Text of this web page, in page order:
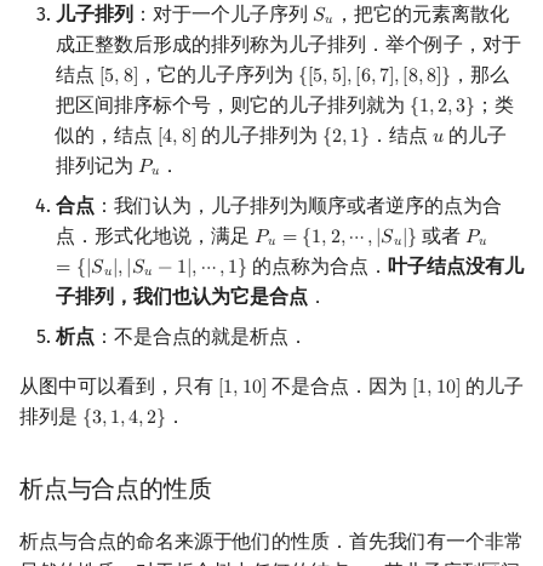
儿子排列 ：对于一个儿子序列 𝑆𝑢
Su ，把它的元素离散化
成正整数后形成的排列称为儿子排列．举个例子，对于
结点 [5,8]
[5, 8] ，它的儿子序列为 {[5,5],[6,7],[8,8]}
{[ 5,5], [6,7],[ 8 8]}
，那么
把区间排序标个号，则它的儿子排列就为 {1,2,3}
{ 1,2,3}
；类
似的，结点 [4,8]
[4, 8] 的儿子排列为 {2,1}
{2,1 } ．结点𝑢
u 的儿子
排列记为 𝑃𝑢
Pu ．
合点 ：我们认为，儿子排列为顺序或者逆序的点为合
点．形式化地说，满足 𝑃𝑢 = {1,2,⋯,|𝑆𝑢|}
Pu ={1 ,2,⋯,|Su } 或者 𝑃𝑢
= {|𝑆𝑢|,|𝑆𝑢 − 1|, ⋯,1}
Pu
的点称为合点． 叶子结点没有儿
子排列，我们也认为它是合点 ．
析点 ：不是合点的就是析点．
从图中可以看到，只有 [1, 10]
1,10] 不是合点．因为 [1, 10]
1,10] 的儿子
排列是 {3,1,4,2}
{3,1 ,4,2} ．
析点与合点的性质
析点与合点的命名来源于他们的性质．首先我们有一个非常